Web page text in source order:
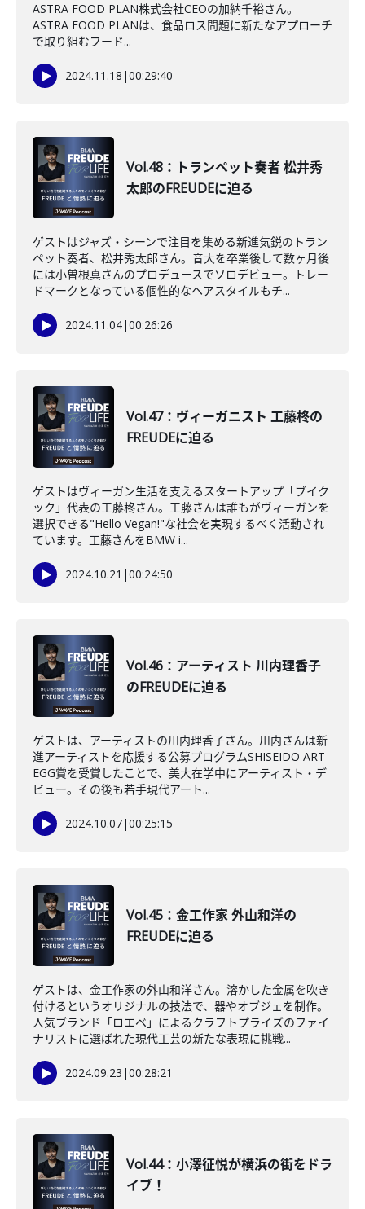
ASTRA FOOD PLAN株式会社CEOの加納千裕さん。
ASTRA FOOD PLANは、食品ロス問題に新たなアプローチ
で取り組むフード...
2024.11.18 |00:29:40
Vol.48：トランペット奏者 松井秀
太郎のFREUDEに迫る
ゲストはジャズ・シーンで注目を集める新進気鋭のトラン
ペット奏者、松井秀太郎さん。音大を卒業後して数ヶ月後
には小曽根真さんのプロデュースでソロデビュー。トレー
ドマークとなっている個性的なヘアスタイルもチ...
2024.11.04|00:26:26
Vol.47：ヴィーガニスト 工藤柊の
FREUDEに迫る
ゲストはヴィーガン生活を支えるスタートアップ「ブイク
ック」代表の工藤柊さん。工藤さんは誰もがヴィーガンを
選択できる"Hello Vegan!"な社会を実現するべく活動され
ています。工藤さんをBMW i...
2024.10.21 |00:24:50
Vol.46：アーティスト 川内理香子
のFREUDEに迫る
ゲストは、アーティストの川内理香子さん。川内さんは新
進アーティストを応援する公募プログラムSHISEIDO ART
EGG賞を受賞したことで、美大在学中にアーティスト・デ
ビュー。その後も若手現代アート...
2024.10.07|00:25:15
Vol.45：金工作家 外山和洋の
FREUDEに迫る
ゲストは、金工作家の外山和洋さん。溶かした金属を吹き
付けるというオリジナルの技法で、器やオブジェを制作。
人気ブランド「ロエベ」によるクラフトプライズのファイ
ナリストに選ばれた現代工芸の新たな表現に挑戦...
2024.09.23 |00:28:21
Vol.44：小澤征悦が横浜の街をドラ
イブ！